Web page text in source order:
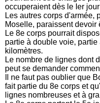
occuperaient dès le Ier
Les autres corps d'armée,
Moselle, paraissent devoir
Le 8e corps pourrait
partie à double voie,
kilomètres.
Le nombre de lignes dont
peut se demander
Il ne faut pas oublier que
fait partie du 8e corps et
lignes nombreuses et à